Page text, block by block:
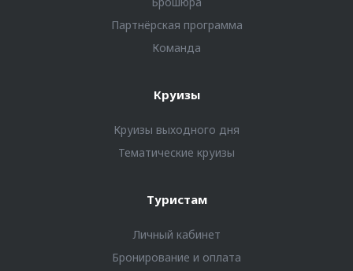
Партнёрская программа
Команда
Круизы
Круизы выходного дня
Тематические круизы
Туристам
Личный кабинет
Бронирование и оплата